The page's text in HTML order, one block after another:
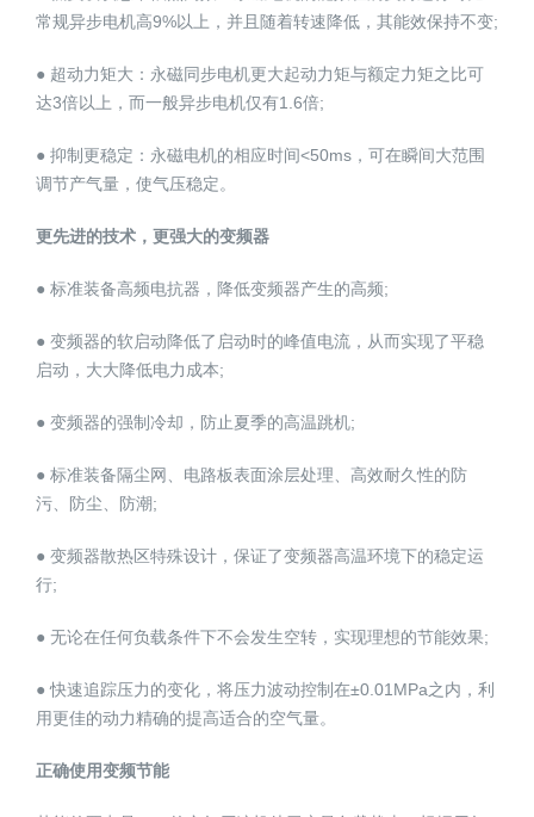
常规异步电机高9%以上，并且随着转速降低，其能效保持不变;
● 超动力矩大：永磁同步电机更大起动力矩与额定力矩之比可
达3倍以上，而一般异步电机仅有1.6倍;
● 抑制更稳定：永磁电机的相应时间<50ms，可在瞬间大范围
调节产气量，使气压稳定。
更先进的技术，更强大的变频器
● 标准装备高频电抗器，降低变频器产生的高频;
● 变频器的软启动降低了启动时的峰值电流，从而实现了平稳
启动，大大降低电力成本;
● 变频器的强制冷却，防止夏季的高温跳机;
● 标准装备隔尘网、电路板表面涂层处理、高效耐久性的防
污、防尘、防潮;
● 变频器散热区特殊设计，保证了变频器高温环境下的稳定运
行;
● 无论在任何负载条件下不会发生空转，实现理想的节能效果;
● 快速追踪压力的变化，将压力波动控制在±0.01MPa之内，利
用更佳的动力精确的提高适合的空气量。
正确使用变频节能